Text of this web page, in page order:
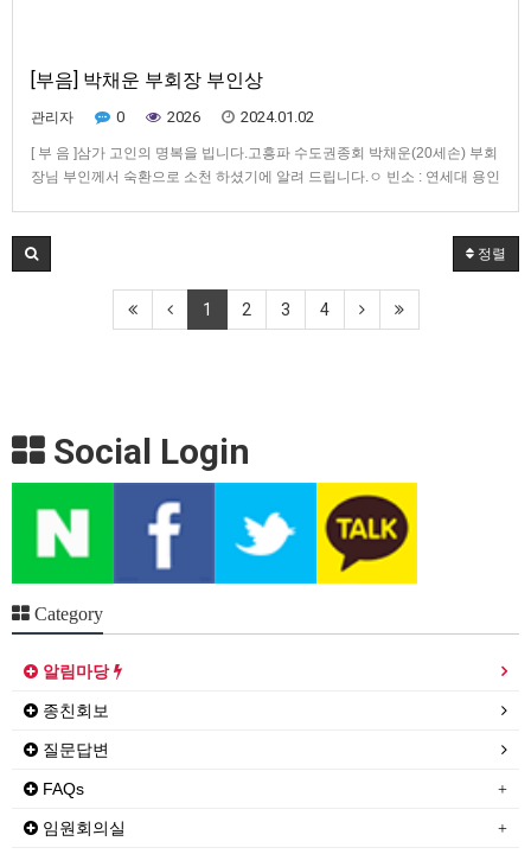
[부음] 박채운 부회장 부인상
관리자 0 2026 2024.01.02
[ 부 음 ]삼가 고인의 명복을 빕니다.고흥파 수도권종회 박채운(20세손) 부회
장님 부인께서 숙환으로 소천 하셨기에 알려 드립니다.ㅇ 빈소 : 연세대 용인
회에서는 근조…
정렬
1 2 3 4
Social Login
Category
알림마당
종친회보
질문답변
FAQs
임원회의실